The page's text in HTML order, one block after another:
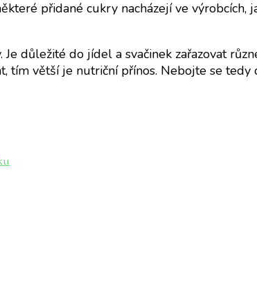
přidané cukry nacházejí ve
důležité do jídel a svačinek zařazovat
tím větší je nutriční přínos. Nebojte se